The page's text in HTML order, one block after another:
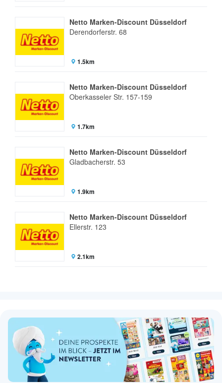
Netto Marken-Discount Düsseldorf
Derendorferstr. 68
1.5km
Netto Marken-Discount Düsseldorf
Oberkasseler Str. 157-159
1.7km
Netto Marken-Discount Düsseldorf
Gladbacherstr. 53
1.9km
Netto Marken-Discount Düsseldorf
Ellerstr. 123
2.1km